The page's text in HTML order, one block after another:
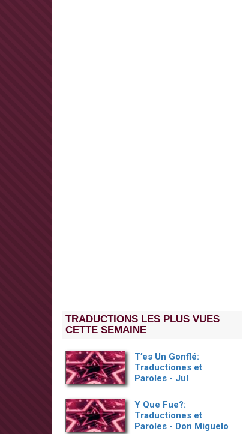
TRADUCTIONS LES PLUS VUES
CETTE SEMAINE
T’es Un Gonflé:
Traductiones et
Paroles - Jul
Y Que Fue?:
Traductiones et
Paroles - Don Miguelo